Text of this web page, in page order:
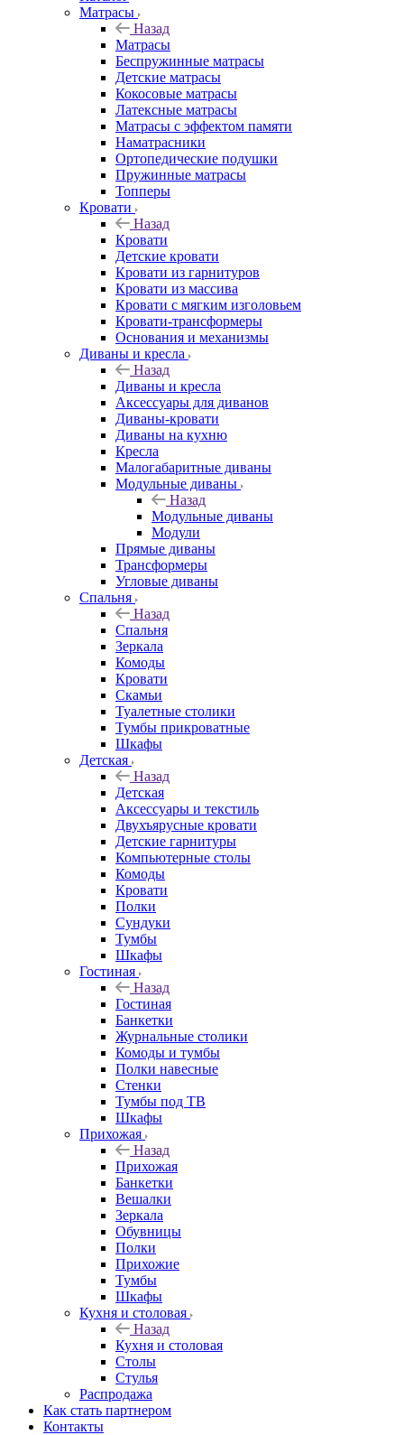
Матрасы
Назад
Матрасы
Беспружинные матрасы
Детские матрасы
Кокосовые матрасы
Латексные матрасы
Матрасы с эффектом памяти
Наматрасники
Ортопедические подушки
Пружинные матрасы
Топперы
Кровати
Назад
Кровати
Детские кровати
Кровати из гарнитуров
Кровати из массива
Кровати с мягким изголовьем
Кровати-трансформеры
Основания и механизмы
Диваны и кресла
Назад
Диваны и кресла
Аксессуары для диванов
Диваны-кровати
Диваны на кухню
Кресла
Малогабаритные диваны
Модульные диваны
Назад
Модульные диваны
Модули
Прямые диваны
Трансформеры
Угловые диваны
Спальня
Назад
Спальня
Зеркала
Комоды
Кровати
Скамьи
Туалетные столики
Тумбы прикроватные
Шкафы
Детская
Назад
Детская
Аксессуары и текстиль
Двухъярусные кровати
Детские гарнитуры
Компьютерные столы
Комоды
Кровати
Полки
Сундуки
Тумбы
Шкафы
Гостиная
Назад
Гостиная
Банкетки
Журнальные столики
Комоды и тумбы
Полки навесные
Стенки
Тумбы под ТВ
Шкафы
Прихожая
Назад
Прихожая
Банкетки
Вешалки
Зеркала
Обувницы
Полки
Прихожие
Тумбы
Шкафы
Кухня и столовая
Назад
Кухня и столовая
Столы
Стулья
Распродажа
Как стать партнером
Контакты